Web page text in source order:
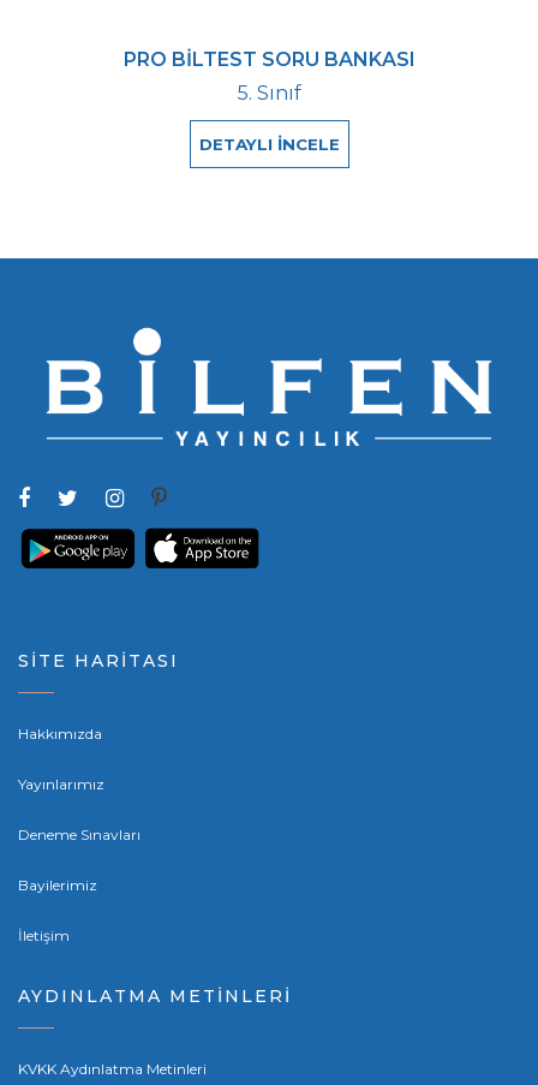
PRO BİLTEST SORU BANKASI
5. Sınıf
DETAYLI İNCELE
SİTE HARİTASI
Hakkımızda
Yayınlarımız
Deneme Sınavları
Bayilerimiz
İletişim
AYDINLATMA METİNLERİ
KVKK Aydınlatma Metinleri